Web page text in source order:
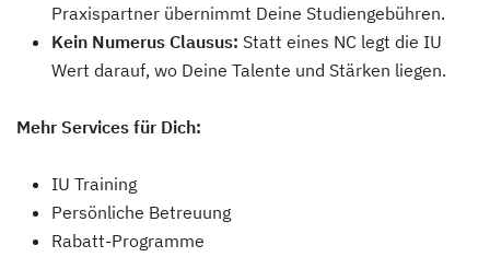
Praxispartner übernimmt Deine Studiengebühren.
Kein Numerus Clausus: Statt eines NC legt die IU
Wert darauf, wo Deine Talente und Stärken liegen.
Mehr Services für Dich:
IU Training
Persönliche Betreuung
Rabatt-Programme